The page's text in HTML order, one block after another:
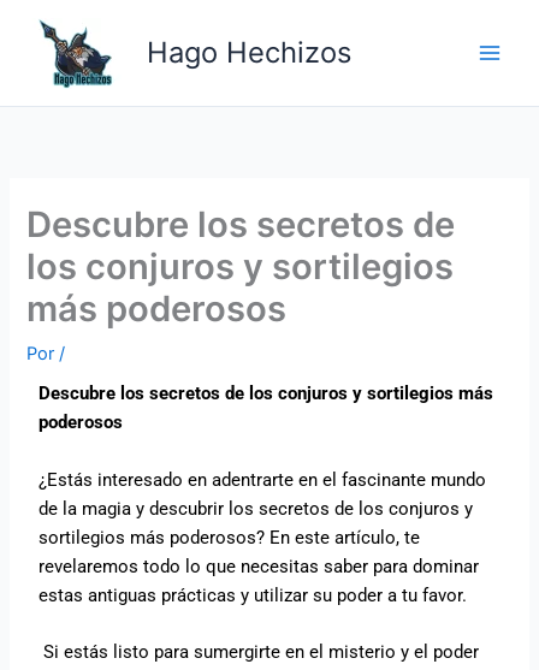
contenido
Hago Hechizos
Descubre los secretos de
los conjuros y sortilegios
más poderosos
Por/
Descubre los secretos de los conjuros y sortilegios más
poderosos
¿Estás interesado en adentrarte en el fascinante mundo
de la magia y descubrir los secretos de los conjuros y
sortilegios más poderosos? En este artículo, te
revelaremos todo lo que necesitas saber para dominar
estas antiguas prácticas y utilizar su poder a tu favor.
Si estás listo para sumergirte en el misterio y el poder